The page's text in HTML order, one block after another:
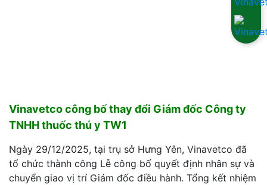
Vinavetco công bố thay đổi Giám đốc Công ty
TNHH thuốc thú y TW1
Ngày 29/12/2025, tại trụ sở Hưng Yên, Vinavetco đã
tổ chức thành công Lễ công bố quyết định nhân sự và
chuyển giao vị trí Giám đốc điều hành. Tổng kết nhiệm